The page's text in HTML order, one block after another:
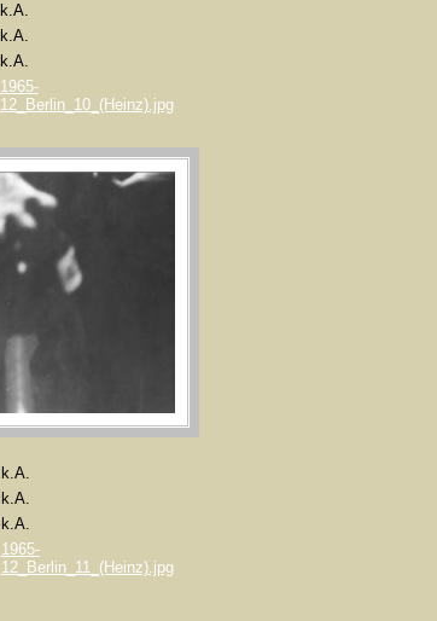
k.A.
k.A.
k.A.
1965-
12_Berlin_10_(Heinz).jpg
k.A.
k.A.
k.A.
1965-
12_Berlin_11_(Heinz).jpg